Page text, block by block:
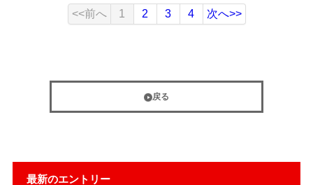
最新のエントリー
<<前へ 1 2 3 4 次へ>>
戻る